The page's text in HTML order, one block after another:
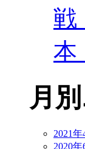
戦
本
月
2021年
2020年